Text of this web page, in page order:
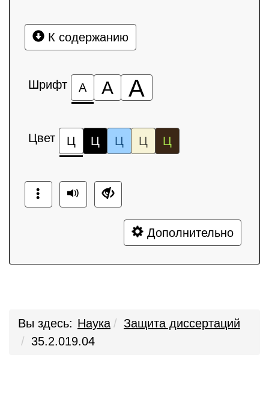
К содержанию
Шрифт А А А
Цвет Ц Ц Ц Ц Ц
Дополнительно
Вы здесь: Наука
Защита диссертаций
35.2.019.04